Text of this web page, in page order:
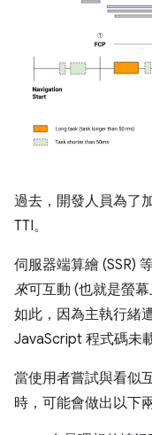
過去，開發人員為了
TTI。
伺服器端算繪 (SSR)
來可互動 (也就是螢
如此 ，因為主執行緒
JavaScript 程式碼未
當使用者嘗試與看似
時，可能會做出以下